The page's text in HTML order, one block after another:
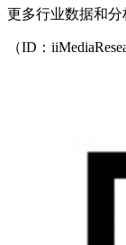
更多行业数据和
（ID：